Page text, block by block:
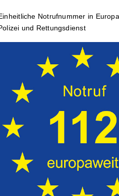
Abrollbehälter
Dekontamination
Notruf­num­mer in
und Rettungs­dienst